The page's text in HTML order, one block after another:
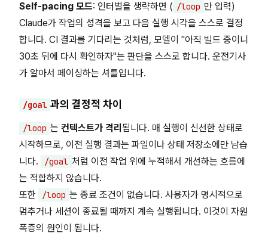
Self-pacing 모드: 인터벌을 생략하면 ( /loop 만 입력)
Claude가 작업의 성격을 보고 다음 실행 시각을 스스로 결정
합니다. CI 결과를 기다리는 것처럼, 모델이 "아직 빌드 중이니
30초 뒤에 다시 확인하자"는 판단을 스스로 합니다. 운전기사
가 알아서 페이싱하는 셔틀입니다.
/goal 과의 결정적 차이
/loop 는 컨텍스트가 격리 됩니다. 매 실행이 신선한 상태로
시작하므로, 이전 실행 결과는 파일이나 상태 저장소에만 남습
니다.
/goal 처럼 이전 작업 위에 누적해서 개선하는 흐름에
는 적합하지 않습니다.
또한
/loop 는 종료 조건이 없습니다. 사용자가 명시적으로
멈추거나 세션이 종료될 때까지 계속 실행됩니다. 이것이 자원
폭증의 원인이 됩니다.